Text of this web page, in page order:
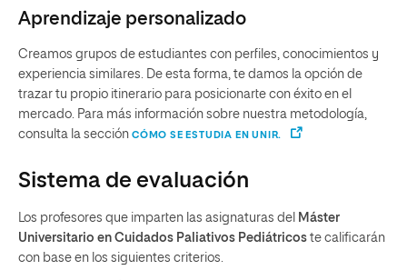
Aprendizaje personalizado
Creamos grupos de estudiantes con perfiles, conocimientos y
experiencia similares. De esta forma, te damos la opción de
trazar tu propio itinerario para posicionarte con éxito en el
mercado. Para más información sobre nuestra metodología,
consulta la sección CÓMO SE ESTUDIA EN UNIR.
Sistema de evaluación
Los profesores que imparten las asignaturas del Máster
Universitario en Cuidados Paliativos Pediátricos te calificarán
con base en los siguientes criterios.